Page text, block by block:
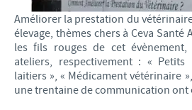
Améliorer la prestation du
élevage, thèmes chers à Ceva
les fils rouges de cet
ateliers, respectivement : «
laitiers », « Médicament vétérinaire
une trentaine de communication ont